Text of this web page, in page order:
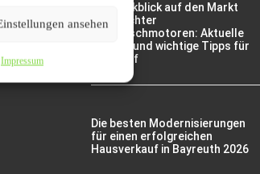
ansehen
Impressum
Der Rückblick auf den Markt
gebrauchter
Austauschmotoren: Aktuelle
Trends und wichtige Tipps für
den Kauf
Die besten Modernisierungen
für einen erfolgreichen
Hausverkauf in Bayreuth 2026